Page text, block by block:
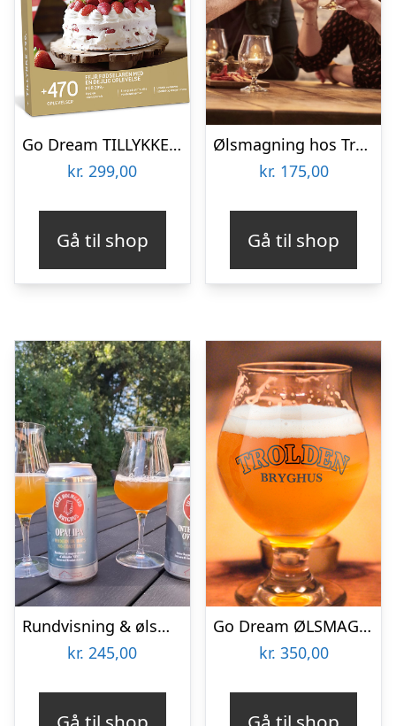
Go Dream TILLYKKE MED FØDSELSDAGEN 299, Oplevelsesgaver, MULTITHEMATIC , Gavekort, Gaveidé
kr. 299,00
Gå til shop
Ølsmagning hos Trolden Bryghus
kr. 175,00
Gå til shop
Rundvisning & ølsmagning hos Lille Holmgård Bryghus
kr. 245,00
Go Dream ØLSMAGNING PÅ TROLDEN BRYGHUS, Oplevelsesgaver, GASTRONOMY , Gavekort, Gaveidé
kr. 350,00